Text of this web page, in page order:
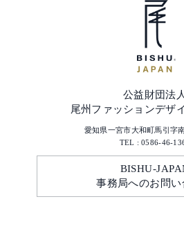
公益財団法人
尾州ファッションデザ
愛知県一宮市大和町馬引字
TEL : 0586-46-
BISHU-
事務局へのお問い